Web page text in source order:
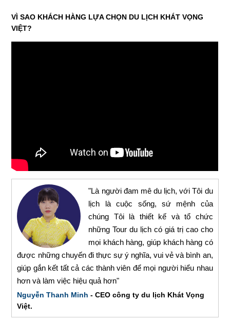
VÌ SAO KHÁCH HÀNG LỰA CHỌN DU LỊCH KHÁT VỌNG
VIỆT?
"Là người đam mê du lịch, với Tôi du
lịch là cuộc sống, sứ mệnh của
chúng Tôi là thiết kế và tổ chức
những Tour du lịch có giá trị cao cho
mọi khách hàng, giúp khách hàng có
được những chuyến đi thực sự ý nghĩa, vui vẻ và bình an,
giúp gắn kết tất cả các thành viên để mọi người hiểu nhau
hơn và làm việc hiệu quả hơn"
Nguyễn Thanh Minh - CEO công ty du lịch Khát Vọng
Việt.